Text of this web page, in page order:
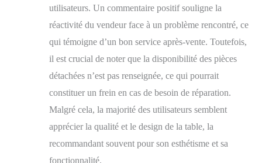
utilisateurs. Un commentaire positif souligne la
réactivité du vendeur face à un problème rencontré, ce
qui témoigne d’un bon service après-vente. Toutefois,
il est crucial de noter que la disponibilité des pièces
détachées n’est pas renseignée, ce qui pourrait
constituer un frein en cas de besoin de réparation.
Malgré cela, la majorité des utilisateurs semblent
apprécier la qualité et le design de la table, la
recommandant souvent pour son esthétisme et sa
fonctionnalité.